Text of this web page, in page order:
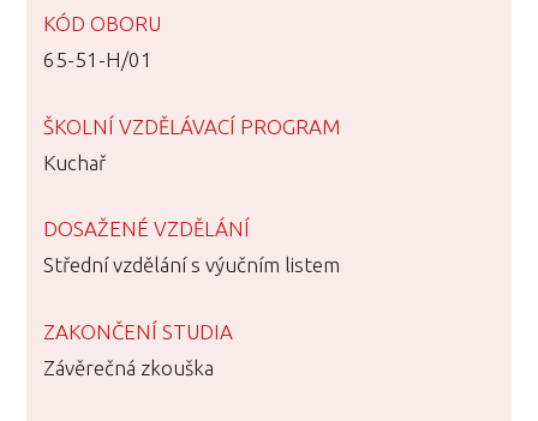
KÓD OBORU
65-51-H/01
ŠKOLNÍ VZDĚLÁVACÍ PROGRAM
Kuchař
DOSAŽENÉ VZDĚLÁNÍ
Střední vzdělání s výučním listem
ZAKONČENÍ STUDIA
Závěrečná zkouška